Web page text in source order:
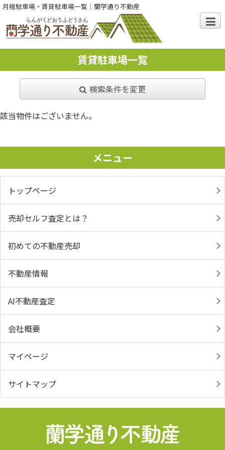
月極駐車場・賃貸駐車場一覧｜蘭学通り不動産
賃貸駐車場一覧
検索条件を変更
該当物件はございません。
メニュー
トップページ
売却セルフ査定とは？
初めての不動産売却
不動産情報
AI不動産査定
会社概要
マイページ
サイトマップ